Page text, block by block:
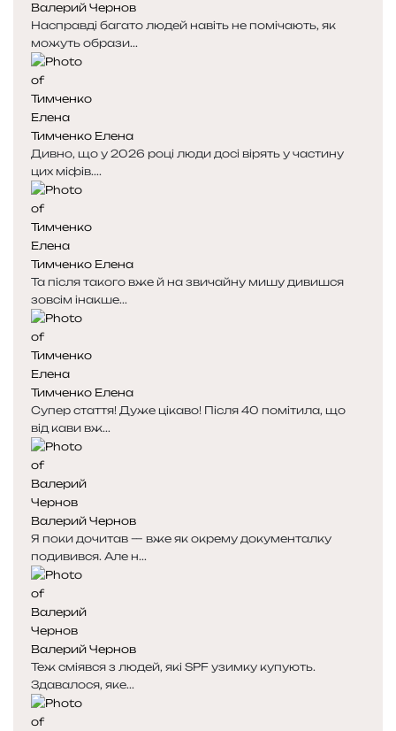
Валерий Чернов
Насправді багато людей навіть не помічають, як
можуть образи...
Тимченко Елена
Дивно, що у 2026 році люди досі вірять у частину
цих міфів....
Тимченко Елена
Та після такого вже й на звичайну мишу дивишся
зовсім інакше...
Тимченко Елена
Супер стаття! Дуже цікаво! Після 40 помітила, що
від кави вж...
Валерий Чернов
Я поки дочитав — вже як окрему документалку
подивився. Але н...
Валерий Чернов
Теж сміявся з людей, які SPF узимку купують.
Здавалося, яке...